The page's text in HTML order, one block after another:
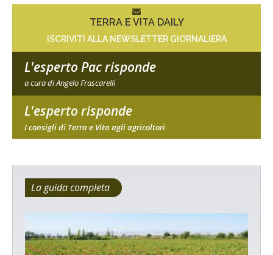
TERRA E VITA DAILY
ISCRIVITI ALLA NEWSLETTER GIORNALIERA
L'esperto Pac risponde
a cura di Angelo Frascarelli
L'esperto risponde
I consigli di Terra e Vita agli agricoltori
La guida completa